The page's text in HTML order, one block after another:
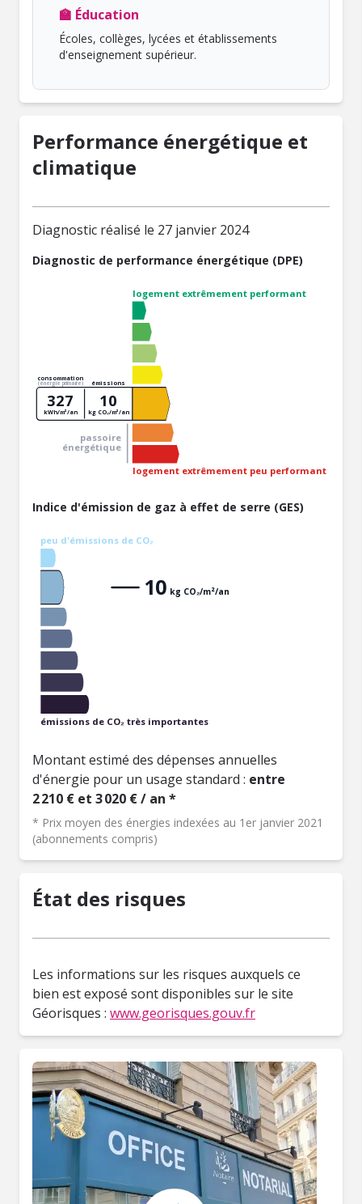
🏫 Éducation
Écoles, collèges, lycées et établissements
d'enseignement supérieur.
Performance énergétique et
climatique
Diagnostic réalisé le 27 janvier 2024
Diagnostic de performance énergétique (DPE)
logement extrêmement performant
logement extrêmement peu performant
passoire
énergétique
consommation
(énergie primaire) émissions
327
kWh/m²/an
10
kg CO₂/m²/an
Indice d'émission de gaz à effet de serre (GES)
peu d'émissions de CO₂
émissions de CO₂ très importantes
10 kg CO₂/m²/an
Montant estimé des dépenses annuelles
d'énergie pour un usage standard : entre
2 210 € et 3 020 € / an *
* Prix moyen des énergies indexées au 1er janvier 2021
(abonnements compris)
État des risques
Les informations sur les risques auxquels ce
bien est exposé sont disponibles sur le site
Géorisques : www.georisques.gouv.fr